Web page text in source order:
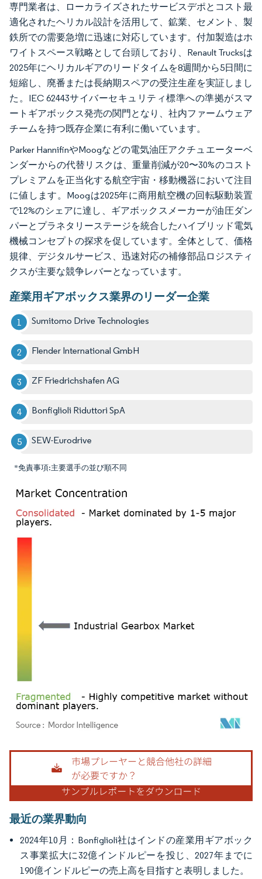
専門業者は、ローカライズされたサービスデポとコスト最
適化されたヘリカル設計を活用して、鉱業、セメント、製
鉄所での需要急増に迅速に対応しています。付加製造はホ
ワイトスペース戦略として台頭しており、Renault Trucksは
2025年にヘリカルギアのリードタイムを8週間から5日間に
短縮し、廃番または長納期スペアの受注生産を実証しまし
た。IEC 62443サイバーセキュリティ標準への準拠がスマ
ートギアボックス発売の関門となり、社内ファームウェア
チームを持つ既存企業に有利に働いています。
Parker HannifinやMoogなどの電気油圧アクチュエーターベ
ンダーからの代替リスクは、重量削減が20〜30%のコスト
プレミアムを正当化する航空宇宙・移動機器において注目
に値します。Moogは2025年に商用航空機の回転駆動装置
で12%のシェアに達し、ギアボックスメーカーが油圧ダン
パーとプラネタリーステージを統合したハイブリッド電気
機械コンセプトの探求を促しています。全体として、価格
規律、デジタルサービス、迅速対応の補修部品ロジスティ
クスが主要な競争レバーとなっています。
産業用ギアボックス業界のリーダー企業
Sumitomo Drive Technologies
Flender International GmbH
ZF Friedrichshafen AG
Bonfiglioli Riduttori SpA
SEW-Eurodrive
*免責事項:主要選手の並び順不同
画像 © Mordor Intelligence。再利用にはCC BY 4.0の表示が必要です。
最近の業界動向
2024年10月：Bonfiglioli社はインドの産業用ギアボック
ス事業拡大に32億インドルピーを投じ、2027年までに
190億インドルピーの売上高を目指すと表明しました。